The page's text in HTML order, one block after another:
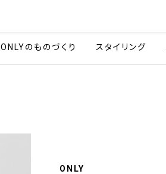
ONLYのものづくり スタイリング
ONLY